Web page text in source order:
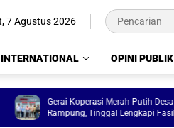
7 Agustus 2026
INTERNATIONAL OPINI PUBLIK
Gerai Koperasi Merah Putih Desa Huidu
Rampung, Tinggal Lengkapi Fasilitas